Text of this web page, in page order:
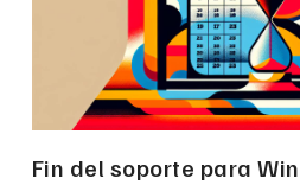
Fin del soporte para